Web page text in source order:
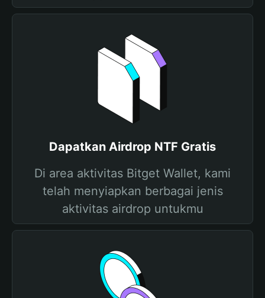
Dapatkan Airdrop NTF Gratis
Di area aktivitas Bitget Wallet, kami
telah menyiapkan berbagai jenis
aktivitas airdrop untukmu